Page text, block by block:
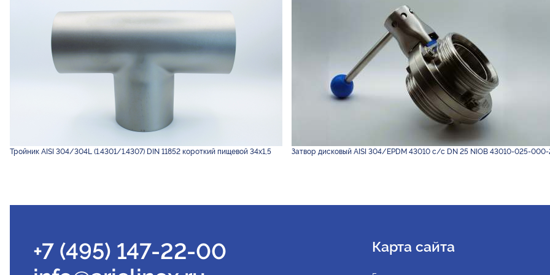
Тройник AISI 304/304L (1.4301/1.4307) DIN 11852 короткий пищевой 34х1,5 Затвор дисковый AISI 304/EPDM 43010 с/с DN 25 NIOB 43010-025-000-
+7 (495) 147-22-00
Карта сайта